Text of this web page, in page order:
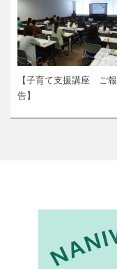
【子育て支援講座 ご報
告】